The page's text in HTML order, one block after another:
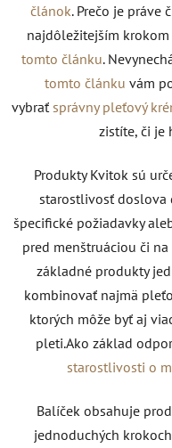
článok. Prečo je práve
najdôležitejším
tomto článku.
tomto článku vám
vybrať správny pleťový
zistíte, či je
Produkty Kvitok sú
starostlivosť doslova
špecifické požiadavky
pred menštruáciou či
základné produkty
kombinovať najmä
ktorých môže byť aj
pleti.Ako základ
starostlivosti o
Balíček obsahuje
jednoduchých